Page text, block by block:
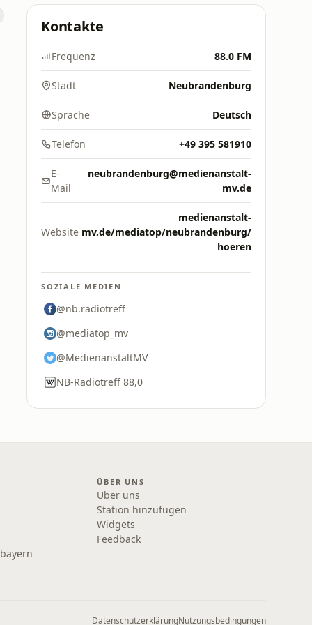
Kontakte
Frequenz 88.0 FM
Stadt Neubrandenburg
Sprache Deutsch
Telefon +49 395 581910
E-
Mail
neubrandenburg@medienanstalt-
mv.de
Website
medienanstalt-
mv.de/mediatop/neubrandenburg/
hoeren
SOZIALE MEDIEN
@nb.radiotreff
@mediatop_mv
@MedienanstaltMV
NB-Radiotreff 88,0
ÜBER UNS
Über uns
Station hinzufügen
Widgets
Feedback
DatenschutzerklärungNutzungsbedingungen